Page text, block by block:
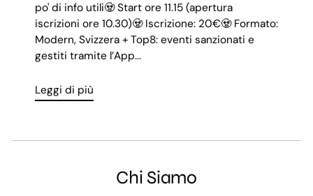
po' di info utili🧟 Start ore 11.15 (apertura
iscrizioni ore 10.30)🧟 Iscrizione: 20€🧟 Formato:
Modern, Svizzera + Top8: eventi sanzionati e
gestiti tramite l’App...
Leggi di più
Chi Siamo